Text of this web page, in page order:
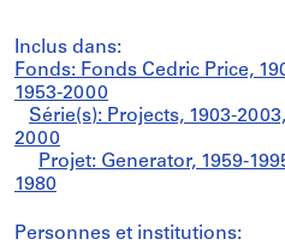
Inclus dans:
Fonds: Fonds Cedric Price,
1953-2000
Série(s): Projects, 1903-
2000
Projet: Generator, 1959-
1980
Personnes et institutions: